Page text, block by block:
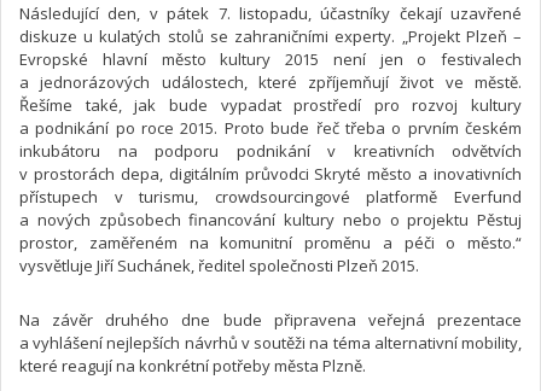
Následující den, v pátek 7. listopadu, účastníky čekají uzavřené
diskuze u kulatých stolů se zahraničními experty. „Projekt Plzeň –
Evropské hlavní město kultury 2015 není jen o festivalech
a jednorázových událostech, které zpříjemňují život ve městě.
Řešíme také, jak bude vypadat prostředí pro rozvoj kultury
a podnikání po roce 2015. Proto bude řeč třeba o prvním českém
inkubátoru na podporu podnikání v kreativních odvětvích
v prostorách depa, digitálním průvodci Skryté město a inovativních
přístupech v turismu, crowdsourcingové platformě Everfund
a nových způsobech financování kultury nebo o projektu Pěstuj
prostor, zaměřeném na komunitní proměnu a péči o město.“
vysvětluje Jiří Suchánek, ředitel společnosti Plzeň 2015.
Na závěr druhého dne bude připravena veřejná prezentace
a vyhlášení nejlepších návrhů v soutěži na téma alternativní mobility,
které reagují na konkrétní potřeby města Plzně.